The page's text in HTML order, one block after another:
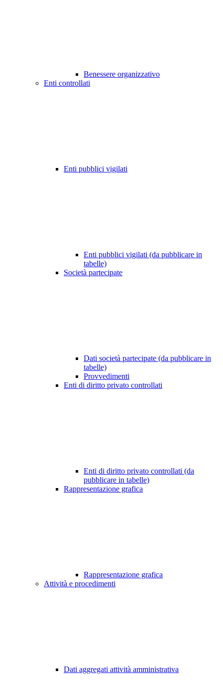
Benessere organizzativo
Enti controllati
Enti pubblici vigilati
Enti pubblici vigilati (da pubblicare in
tabelle)
Società partecipate
Dati società partecipate (da pubblicare in
tabelle)
Provvedimenti
Enti di diritto privato controllati
Enti di diritto privato controllati (da
pubblicare in tabelle)
Rappresentazione grafica
Rappresentazione grafica
Attività e procedimenti
Dati aggregati attività amministrativa